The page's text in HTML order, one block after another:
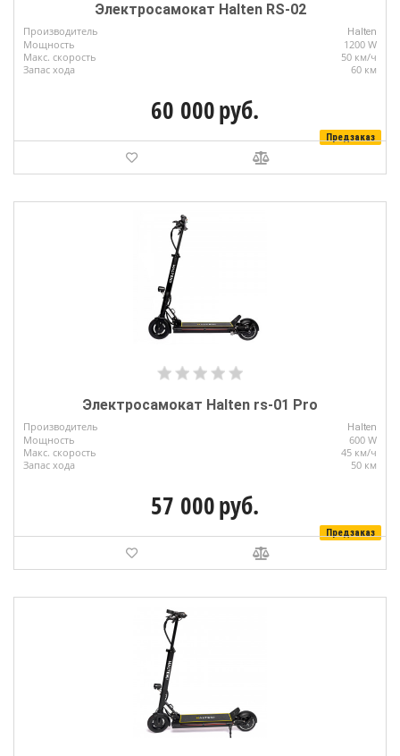
Электросамокат Halten RS-02
Производитель Halten
Мощность
1200 W
Макс. скорость
50 км/ч
Запас хода
60 км
60 000руб.
Предзаказ
Электросамокат Halten rs-01 Pro
Производитель Halten
Мощность
600 W
Макс. скорость
45 км/ч
Запас хода
50 км
57 000руб.
Предзаказ